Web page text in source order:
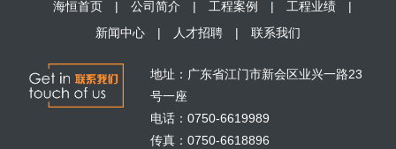
海恒首页 | 公司简介 | 工程案例 | 工程业绩
|
新闻中心
| 人才招聘 | 联系我们
地址：广东省江门市新会区业兴一路23
号一座
电话：0750-6619989
传真：0750-6618896